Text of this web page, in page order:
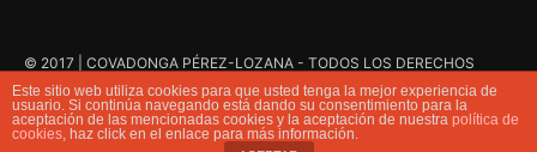
© 2017 | COVADONGA PÉREZ-LOZANA - TODOS LOS DERECHOS
RESERVADOS
Este sitio web utiliza cookies para que usted tenga la mejor experiencia de
usuario. Si continúa navegando está dando su consentimiento para la
aceptación de las mencionadas cookies y la aceptación de nuestra política de
cookies, haz click en el enlace para más información.